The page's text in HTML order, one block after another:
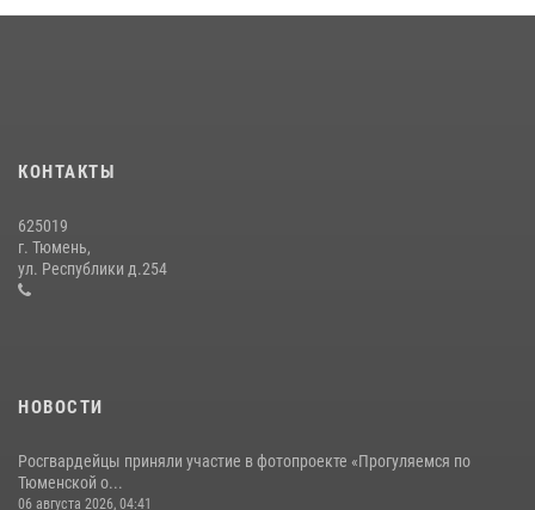
Росгвардейцы в День семьи, любви и верности оказали помощь
жителям Тюмени, оказавшимся в сложной жизненной ситуации
08 июля 2026, 09:38
КОНТАКТЫ
625019
г. Тюмень,
ул. Республики д.254
НОВОСТИ
Росгвардейцы приняли участие в фотопроекте «Прогуляемся по
Тюменской о...
06 августа 2026, 04:41